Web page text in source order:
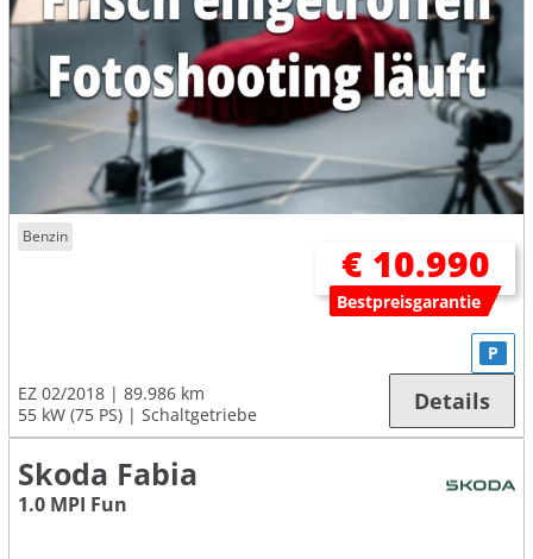
Benzin
€ 10.990
Bestpreisgarantie
EZ 02/2018
89.986 km
55 kW (75 PS)
Schaltgetriebe
P
Details
Skoda Fabia
1.0 MPI Fun